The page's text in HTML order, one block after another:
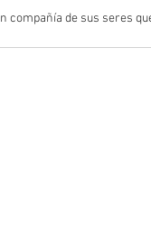
compañía de sus seres